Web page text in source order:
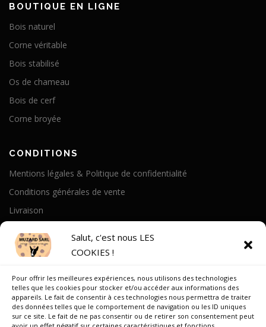
Salut, c'est nous LES
COOKIES !
Pour offrir les meilleures expériences, nous utilisons des technologies
telles que les cookies pour stocker et/ou accéder aux informations des
appareils. Le fait de consentir à ces technologies nous permettra de traiter
des données telles que le comportement de navigation ou les ID uniques
sur ce site. Le fait de ne pas consentir ou de retirer son consentement peut
BOUTIQUE EN LIGNE
Bois naturel
Corne véritable
Bois stabilisé
Os de chameau
Bois de cerf
Corne broyée
CONDITIONS
Mentions légales & Politique de confidentialité
Conditions générales de vente
Livraison
Notre Histoire
On parle de nous
Recrutement